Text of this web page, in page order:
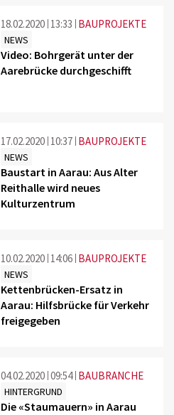
18.02.2020 13:33 BAUPROJEKTE
NEWS
Video: Bohrgerät unter der
Aarebrücke durchgeschifft
17.02.2020 10:37 BAUPROJEKTE
NEWS
Baustart in Aarau: Aus Alter
Reithalle wird neues
Kulturzentrum
10.02.2020 14:06 BAUPROJEKTE
NEWS
Kettenbrücken-Ersatz in
Aarau: Hilfsbrücke für Verkehr
freigegeben
04.02.2020 09:54 BAUBRANCHE
HINTERGRUND
Die «Staumauern» in Aarau